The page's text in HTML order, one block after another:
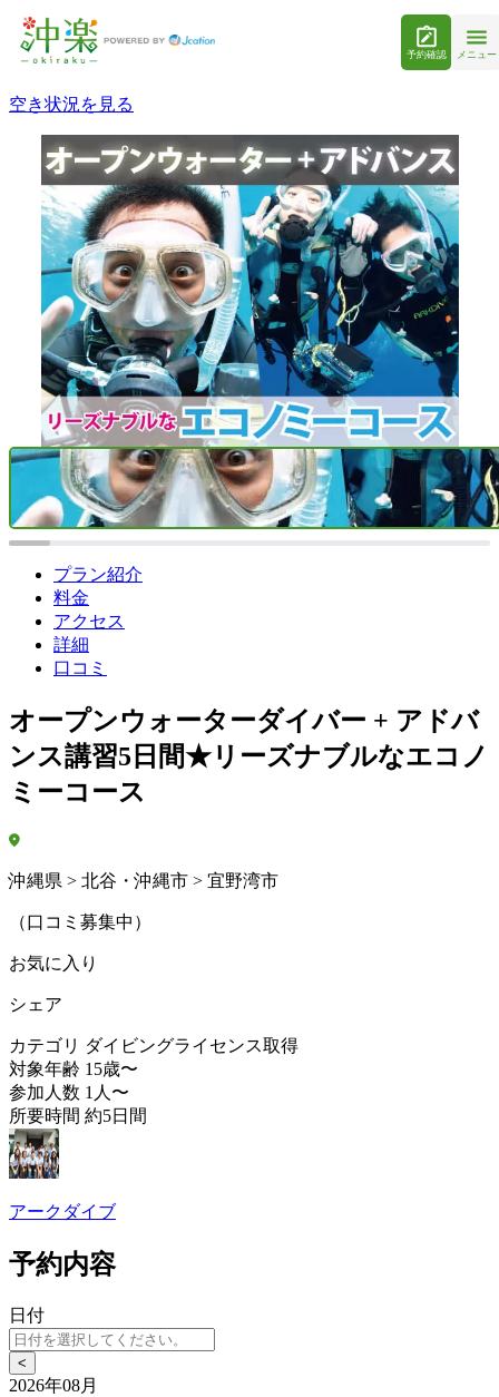
予約確認 メニュー
空き状況を見る
プラン紹介
料金
アクセス
詳細
口コミ
オープンウォーターダイバー + アドバ
ンス講習5日間★リーズナブルなエコノ
ミーコース
沖縄県 > 北谷・沖縄市 > 宜野湾市
（口コミ募集中）
お気に入り
シェア
カテゴリ ダイビングライセンス取得
対象年齢 15歳〜
参加人数 1人〜
所要時間 約5日間
アークダイブ
予約内容
日付
<
2026年08月